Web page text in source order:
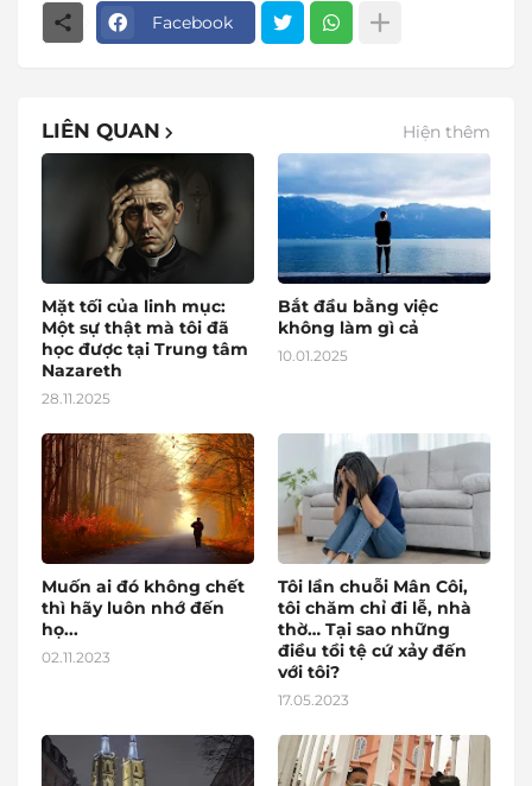
Facebook
LIÊN QUAN Hiện thêm
Mặt tối của linh mục:
Một sự thật mà tôi đã
học được tại Trung tâm
Nazareth
28.11.2025
Bắt đầu bằng việc
không làm gì cả
10.01.2025
Muốn ai đó không chết
thì hãy luôn nhớ đến
họ...
02.11.2023
Tôi lần chuỗi Mân Côi,
tôi chăm chỉ đi lễ, nhà
thờ… Tại sao những
điều tồi tệ cứ xảy đến
với tôi?
17.05.2023